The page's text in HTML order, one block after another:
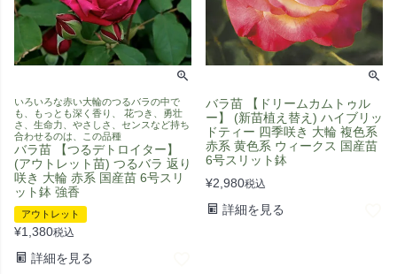
いろいろな赤い大輪のつるバラの中で
も、もっとも深く香り、 花つき、勇壮
さ、生命力、やさしさ、センスなど持ち
合わせるのは、この品種
バラ苗 【つるデトロイター】
(アウトレット苗) つるバラ 返り
咲き 大輪 赤系 国産苗 6号スリ
ット鉢 強香
アウトレット
¥1,380税込
詳細を見る
バラ苗 【ドリームカムトゥル
ー】 (新苗植え替え) ハイブリッ
ドティー 四季咲き 大輪 複色系
赤系 黄色系 ウィークス 国産苗
6号スリット鉢
¥2,980税込
詳細を見る